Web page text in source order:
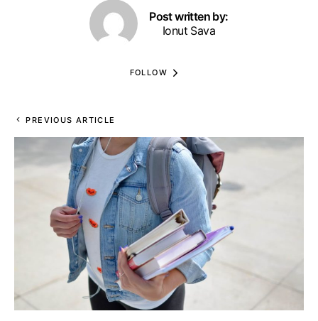
Post written by:
Ionut Sava
FOLLOW
PREVIOUS ARTICLE